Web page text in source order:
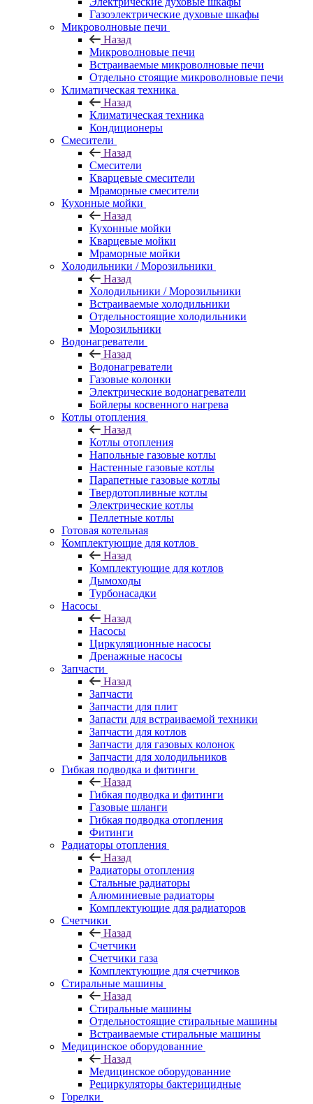
Газоэлектрические духовые шкафы
Микроволновые печи
Назад
Микроволновые печи
Встраиваемые микроволновые печи
Отдельно стоящие микроволновые печи
Климатическая техника
Назад
Климатическая техника
Кондиционеры
Смесители
Назад
Смесители
Кварцевые смесители
Мраморные смесители
Кухонные мойки
Назад
Кухонные мойки
Кварцевые мойки
Мраморные мойки
Холодильники / Морозильники
Назад
Холодильники / Морозильники
Встраиваемые холодильники
Отдельностоящие холодильники
Морозильники
Водонагреватели
Назад
Водонагреватели
Газовые колонки
Электрические водонагреватели
Бойлеры косвенного нагрева
Котлы отопления
Назад
Котлы отопления
Напольные газовые котлы
Настенные газовые котлы
Парапетные газовые котлы
Твердотопливные котлы
Электрические котлы
Пеллетные котлы
Готовая котельная
Комплектующие для котлов
Назад
Комплектующие для котлов
Дымоходы
Турбонасадки
Насосы
Назад
Насосы
Циркуляционные насосы
Дренажные насосы
Запчасти
Назад
Запчасти
Запчасти для плит
Запасти для встраиваемой техники
Запчасти для котлов
Запчасти для газовых колонок
Запчасти для холодильников
Гибкая подводка и фитинги
Назад
Гибкая подводка и фитинги
Газовые шланги
Гибкая подводка отопления
Фитинги
Радиаторы отопления
Назад
Радиаторы отопления
Стальные радиаторы
Алюминиевые радиаторы
Комплектующие для радиаторов
Счетчики
Назад
Счетчики
Счетчики газа
Комплектующие для счетчиков
Стиральные машины
Назад
Стиральные машины
Отдельностоящие стиральные машины
Встраиваемые стиральные машины
Медицинское оборудованние
Назад
Медицинское оборудованние
Рециркуляторы бактерицидные
Горелки